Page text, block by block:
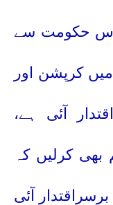
اس حکومت سے
کرپشن اور
آئی ہے،
کرلیں کہ
آئی